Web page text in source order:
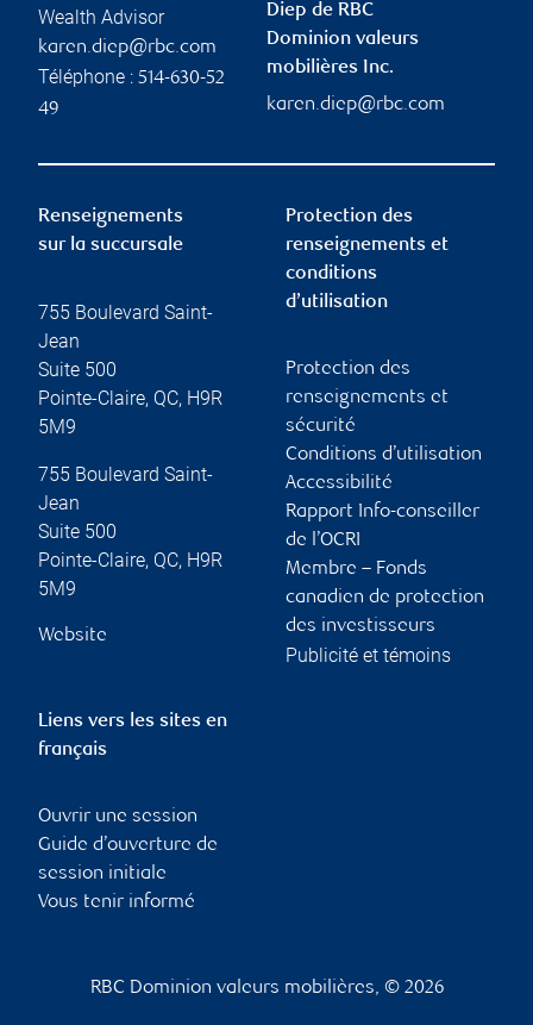
Wealth Advisor
karen.diep@rbc.com
Téléphone : 514-630-52
49
Diep de RBC
Dominion valeurs
mobilières Inc.
karen.diep@rbc.com
Renseignements
sur la succursale
755 Boulevard Saint-
Jean
Suite 500
Pointe-Claire, QC, H9R
5M9
755 Boulevard Saint-
Jean
Suite 500
Pointe-Claire, QC, H9R
5M9
Website
Protection des
renseignements et
conditions
d’utilisation
Protection des
renseignements et
sécurité
Conditions d’utilisation
Accessibilité
Rapport Info-conseiller
de l’OCRI
Membre – Fonds
canadien de protection
des investisseurs
Publicité et témoins
Liens vers les sites en
français
Ouvrir une session
Guide d’ouverture de
session initiale
Vous tenir informé
RBC Dominion valeurs mobilières, © 2026